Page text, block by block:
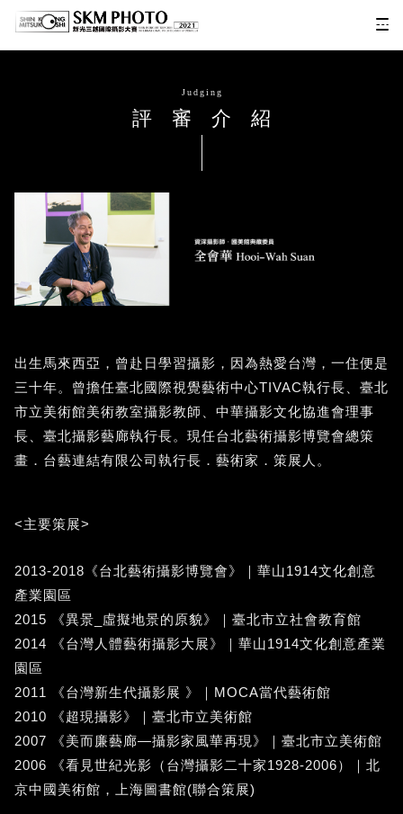
Judging
評審介紹
出生馬來西亞，曾赴日學習攝影，因為熱愛台灣，一住便是
三十年。曾擔任臺北國際視覺藝術中心TIVAC執行長、臺北
市立美術館美術教室攝影教師、中華攝影文化協進會理事
長、臺北攝影藝廊執行長。現任台北藝術攝影博覽會總策
畫．台藝連結有限公司執行長．藝術家．策展人。
<主要策展>
2013-2018《台北藝術攝影博覽會》｜華山1914文化創意
產業園區
2015 《異景_虛擬地景的原貌》｜臺北市立社會教育館
2014 《台灣人體藝術攝影大展》｜華山1914文化創意產業
園區
2011 《台灣新生代攝影展 》｜MOCA當代藝術館
2010 《超現攝影》｜臺北市立美術館
2007 《美而廉藝廊—攝影家風華再現》｜臺北市立美術館
2006 《看見世紀光影（台灣攝影二十家1928-2006）｜北
京中國美術館，上海圖書館(聯合策展)